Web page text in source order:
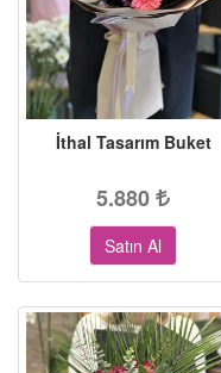
İthal Tasarım Buket
5.880
Satın Al